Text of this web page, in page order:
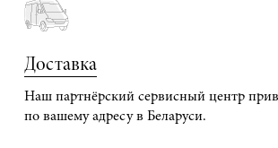
Доставка
Наш партнёрский сервисный центр
по вашему адресу в Беларуси.